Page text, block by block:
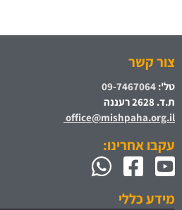
צור קשר
טל': 09-7467064
ת.ד. 2628 רעננה
office@mishpaha.org.il
עקבו אחרינו:
מידע כללי